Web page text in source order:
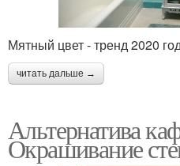
Мятный цвет - тренд 2020
читать дальше →
Альтернатива
Окрашивание